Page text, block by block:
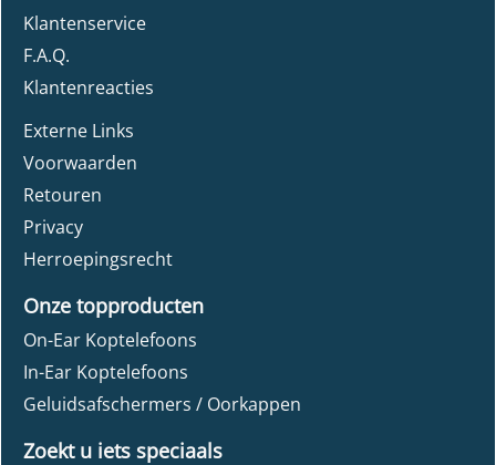
Klantenservice
F.A.Q.
Klantenreacties
Externe Links
Voorwaarden
Retouren
Privacy
Herroepingsrecht
Onze topproducten
On-Ear Koptelefoons
In-Ear Koptelefoons
Geluidsafschermers / Oorkappen
Zoekt u iets speciaals